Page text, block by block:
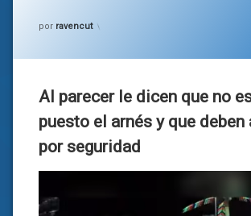
por ravencut
Al parecer le dicen que no
puesto el arnés y que
por seguridad